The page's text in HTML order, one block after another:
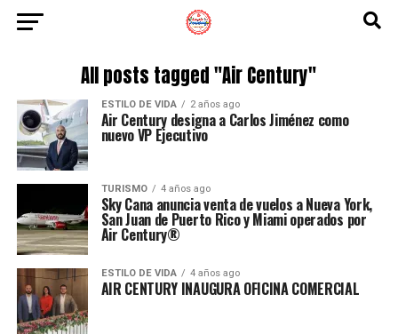
All posts tagged "Air Century"
ESTILO DE VIDA 2 años ago
Air Century designa a Carlos Jiménez como
nuevo VP Ejecutivo
TURISMO 4 años ago
Sky Cana anuncia venta de vuelos a Nueva York,
San Juan de Puerto Rico y Miami operados por
Air Century®
ESTILO DE VIDA 4 años ago
AIR CENTURY INAUGURA OFICINA COMERCIAL